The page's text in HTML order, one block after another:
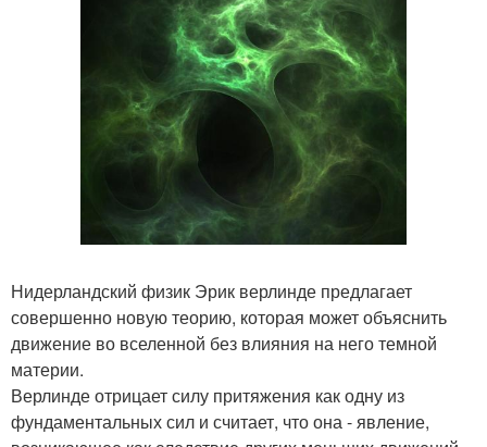
Нидерландский физик Эрик верлинде предлагает
совершенно новую теорию, которая может объяснить
движение во вселенной без влияния на него темной
материи.
Верлинде отрицает силу притяжения как одну из
фундаментальных сил и считает, что она - явление,